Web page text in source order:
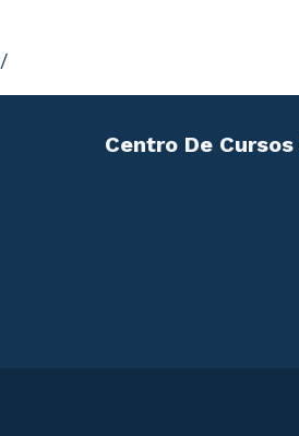
/
Centro De